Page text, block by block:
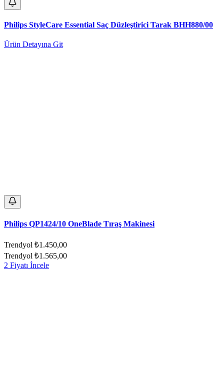
Philips StyleCare Essential Saç Düzleştirici Tarak BHH880/00
Ürün Detayına Git
Philips QP1424/10 OneBlade Tıraş Makinesi
Trendyol ₺1.450,00
Trendyol ₺1.565,00
2 Fiyatı İncele